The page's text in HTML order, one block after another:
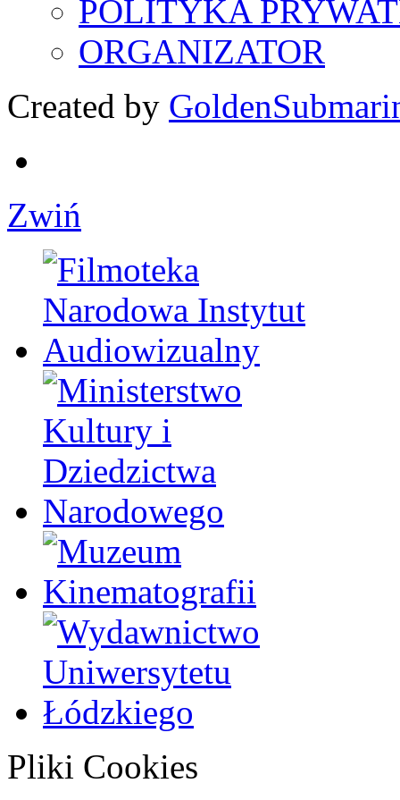
POLITYKA
ORGANIZATOR
Created by
Zwiń
Pliki Cookies